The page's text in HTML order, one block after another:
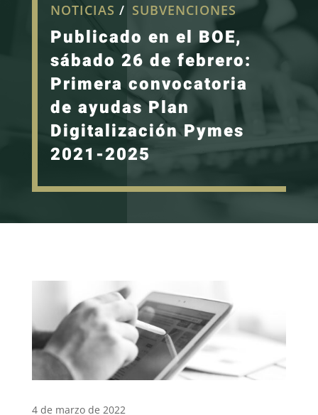
NOTICIAS / SUBVENCIONES
Publicado en el BOE,
sábado 26 de febrero:
Primera convocatoria
de ayudas Plan
Digitalización Pymes
2021-2025
4 de marzo de 2022